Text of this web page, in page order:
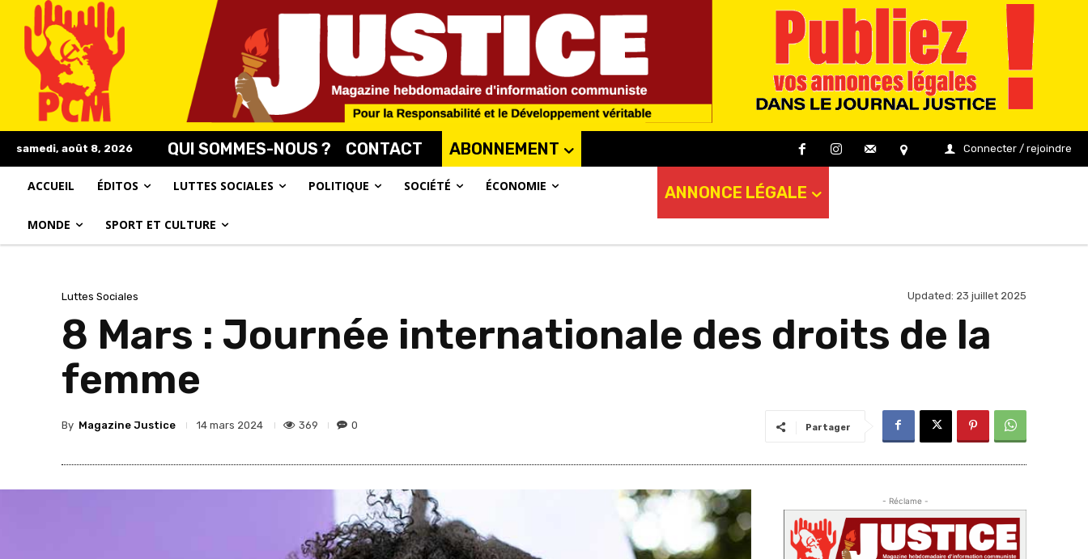
samedi, août 8, 2026 QUI SOMMES-NOUS ? CONTACT ABONNEMENT Connecter / rejoindre
ACCUEIL ÉDITOS LUTTES SOCIALES POLITIQUE SOCIÉTÉ ÉCONOMIE
MONDE SPORT ET CULTURE
ANNONCE LÉGALE
Luttes Sociales Updated: 23 juillet 2025
8 Mars : Journée internationale des droits de la
femme
By Magazine Justice 14 mars 2024 369 0 Partager
- Réclame -